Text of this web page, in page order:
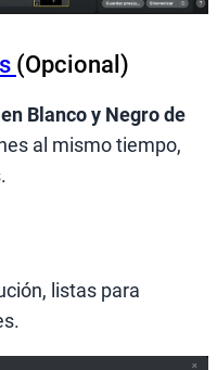
(Opcional)
Blanco y Negro de
al mismo tiempo,
listas para